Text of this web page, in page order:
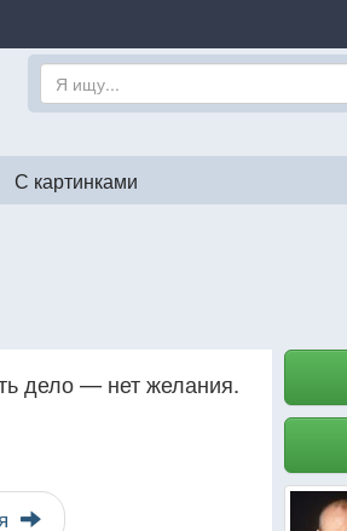
С картинками
дело — нет желания.